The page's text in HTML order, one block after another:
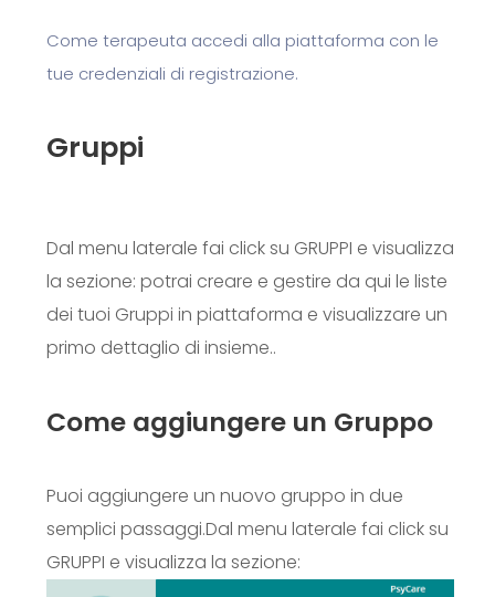
Come terapeuta accedi alla piattaforma con le
tue credenziali di registrazione.
Gruppi
Dal menu laterale fai click su GRUPPI e visualizza
la sezione: potrai creare e gestire da qui le liste
dei tuoi Gruppi in piattaforma e visualizzare un
primo dettaglio di insieme..
Come aggiungere un Gruppo
Puoi aggiungere un nuovo gruppo in due
semplici passaggi.Dal menu laterale fai click su
GRUPPI e visualizza la sezione: